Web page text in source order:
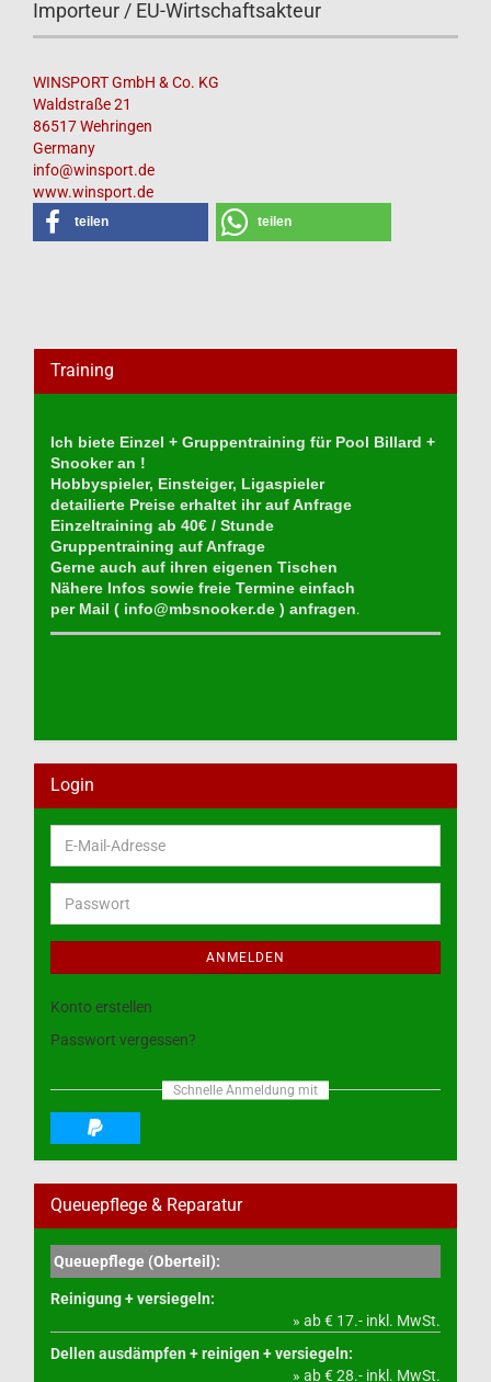
Importeur / EU-Wirtschaftsakteur
WINSPORT GmbH & Co. KG
Waldstraße 21
86517 Wehringen
Germany
info@winsport.de
www.winsport.de
teilen teilen
Training
Ich biete Einzel + Gruppentraining für Pool Billard +
Snooker an !
Hobbyspieler, Einsteiger, Ligaspieler
detailierte Preise erhaltet ihr auf Anfrage
Einzeltraining ab 40€ / Stunde
Gruppentraining auf Anfrage
Gerne auch auf ihren eigenen Tischen
Nähere Infos sowie freie Termine einfach
per Mail ( info@mbsnooker.de ) anfragen.
Login
E-
Mail-
Adresse
Passwort
ANMELDEN
Konto erstellen
Passwort vergessen?
Schnelle Anmeldung mit
Queuepflege & Reparatur
Queuepflege (Oberteil):
Reinigung + versiegeln:
» ab € 17.- inkl. MwSt.
Dellen ausdämpfen + reinigen + versiegeln:
» ab € 28.- inkl. MwSt.